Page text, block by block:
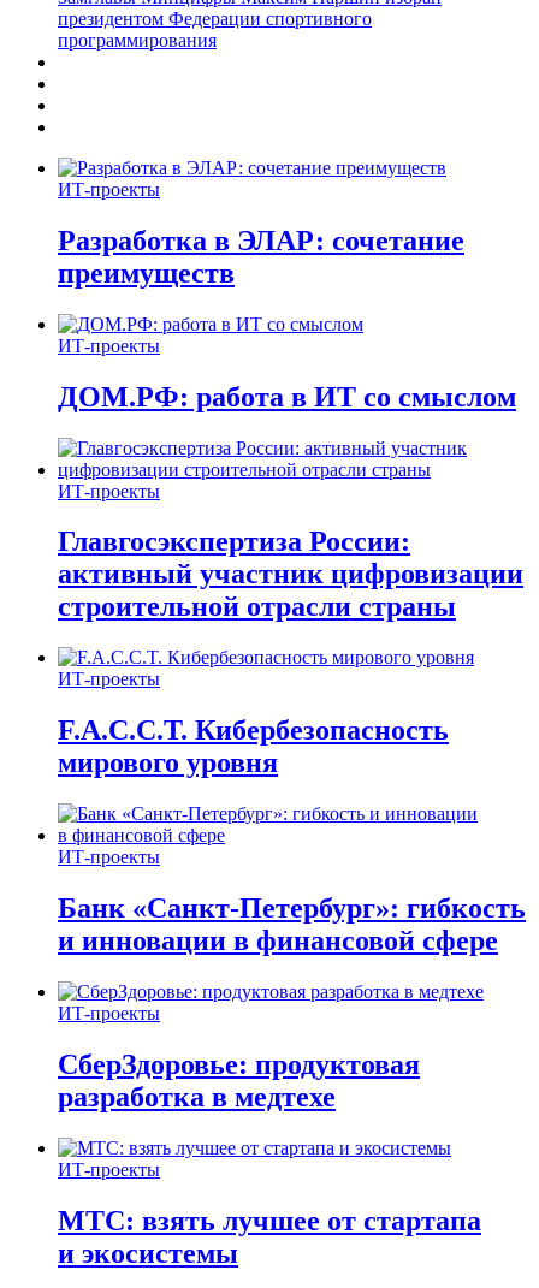
президентом Федерации спортивного
программирования
ИТ-проекты
Разработка в ЭЛАР: сочетание
преимуществ
ИТ-проекты
ДОМ.РФ: работа в ИТ со смыслом
ИТ-проекты
Главгосэкспертиза России:
активный участник цифровизации
строительной отрасли страны
ИТ-проекты
F.A.C.C.T. Кибербезопасность
мирового уровня
ИТ-проекты
Банк «Санкт-Петербург»: гибкость
и инновации в финансовой сфере
ИТ-проекты
СберЗдоровье: продуктовая
разработка в медтехе
ИТ-проекты
МТС: взять лучшее от стартапа
и экосистемы